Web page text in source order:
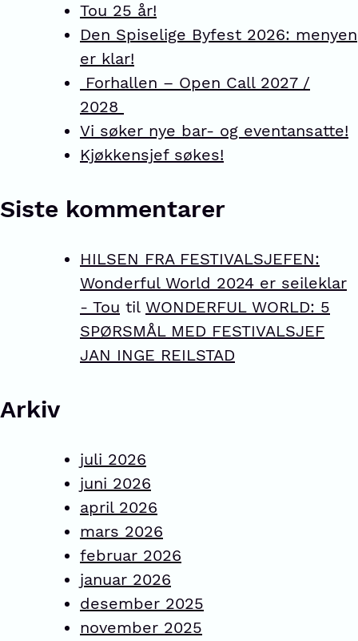
Tou 25 år!
Den Spiselige Byfest 2026: menyen
er klar!
Forhallen – Open Call 2027 /
2028
Vi søker nye bar- og eventansatte!
Kjøkkensjef søkes!
Siste kommentarer
HILSEN FRA FESTIVALSJEFEN:
Wonderful World 2024 er seileklar
- Tou til WONDERFUL WORLD: 5
SPØRSMÅL MED FESTIVALSJEF
JAN INGE REILSTAD
Arkiv
juli 2026
juni 2026
april 2026
mars 2026
februar 2026
januar 2026
desember 2025
november 2025